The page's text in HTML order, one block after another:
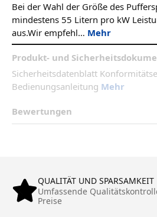
Bei der Wahl der Größe des
mindestens 55 Litern pro kW
aus.Wir empfehl… Mehr
Produkt- und
Sicherheitsdatenblatt
Bedienungsanleitung Mehr
Bewertungen
QUALITÄT UND SPARSAMKEIT
Umfassende
Preise